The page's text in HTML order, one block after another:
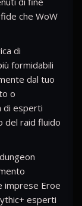
che WoW
di
formidabili
dal tuo
o
di esperti
del raid fluido
imprese Eroe
esperti